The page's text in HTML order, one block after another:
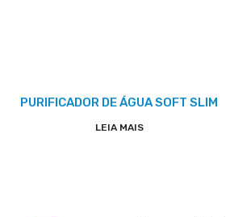
PURIFICADOR DE ÁGUA SOFT SLIM
LEIA MAIS